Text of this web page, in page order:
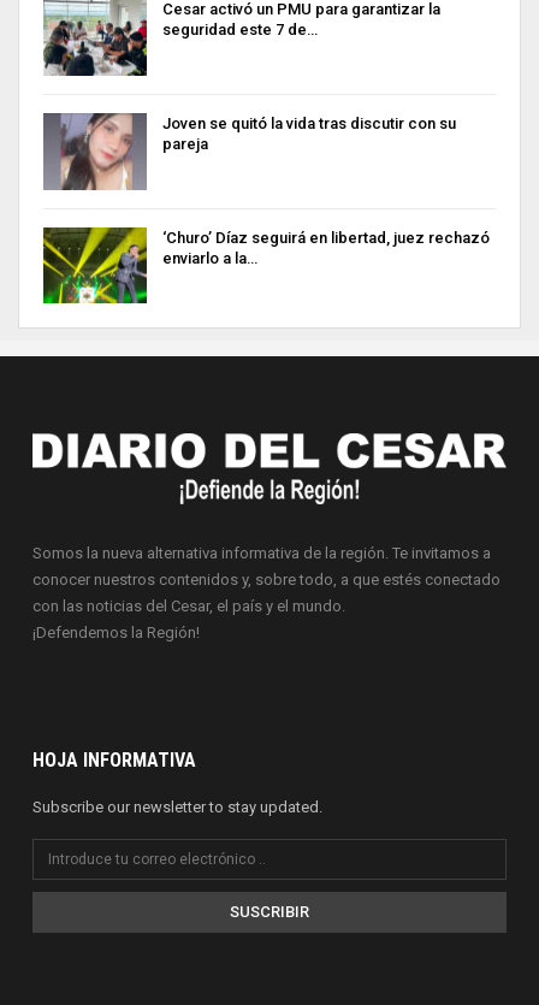
Cesar activó un PMU para garantizar la
seguridad este 7 de…
Joven se quitó la vida tras discutir con su
pareja
‘Churo’ Díaz seguirá en libertad, juez rechazó
enviarlo a la…
Somos la nueva alternativa informativa de la región. Te invitamos a
conocer nuestros contenidos y, sobre todo, a que estés conectado
con las noticias del Cesar, el país y el mundo.
¡Defendemos la Región!
HOJA INFORMATIVA
Subscribe our newsletter to stay updated.
SUSCRIBIR